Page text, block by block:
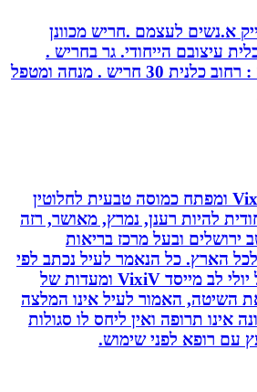
א.נשים לעצמם .חריש מכוונן
עיצובם הייחודי. גר בחריש .
כתובת הקליניקה : רחוב כלנית 30 חריש . מנחה ומטפל
יולי לב מייסד VixiV ומפתח כמוסה טבעית לחלוטין
להיות רענן, נמרץ, מאושר, רזה
ובעל מרכז בריאות
הארץ. כל הנאמר לעיל נכתב לפי
ניסיונו האישי של יולי לב מייסד VixiV ומעדות של
האמור לעיל אינו המלצה
תרופה ואין ליחס לו סגולות
רופא לפני שימוש.